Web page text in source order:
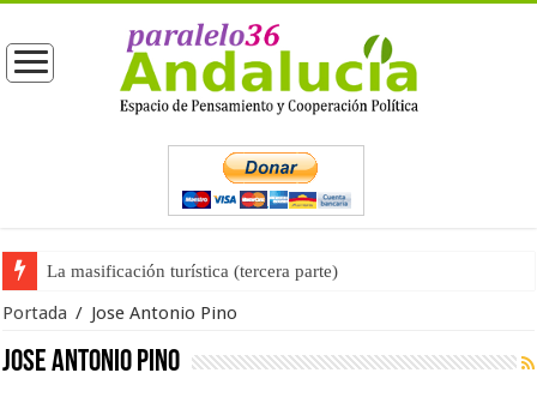
La masificación turística (tercera parte)
Portada / Jose Antonio Pino
Jose Antonio Pino